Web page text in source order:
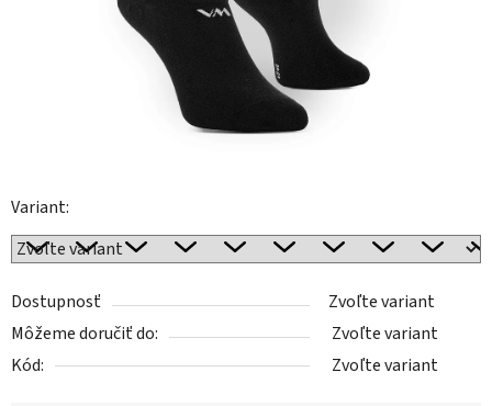
Variant:
Dostupnosť
Zvoľte variant
Môžeme doručiť do:
Zvoľte variant
Kód:
Zvoľte variant